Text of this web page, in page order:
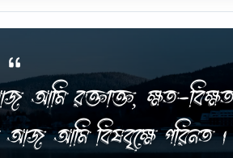
আমি রক্তাক্ত, ক্ষত-বিক্ষত
আজ আমি বিষবৃক্ষে পরিনত ।